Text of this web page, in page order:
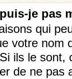
je pas
qui
votre nom
ils le sont,
de ne pas